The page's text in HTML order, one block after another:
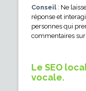
Conseil: Ne
réponse et
personnes qui
commentaires sur
Le SEO
vocale.